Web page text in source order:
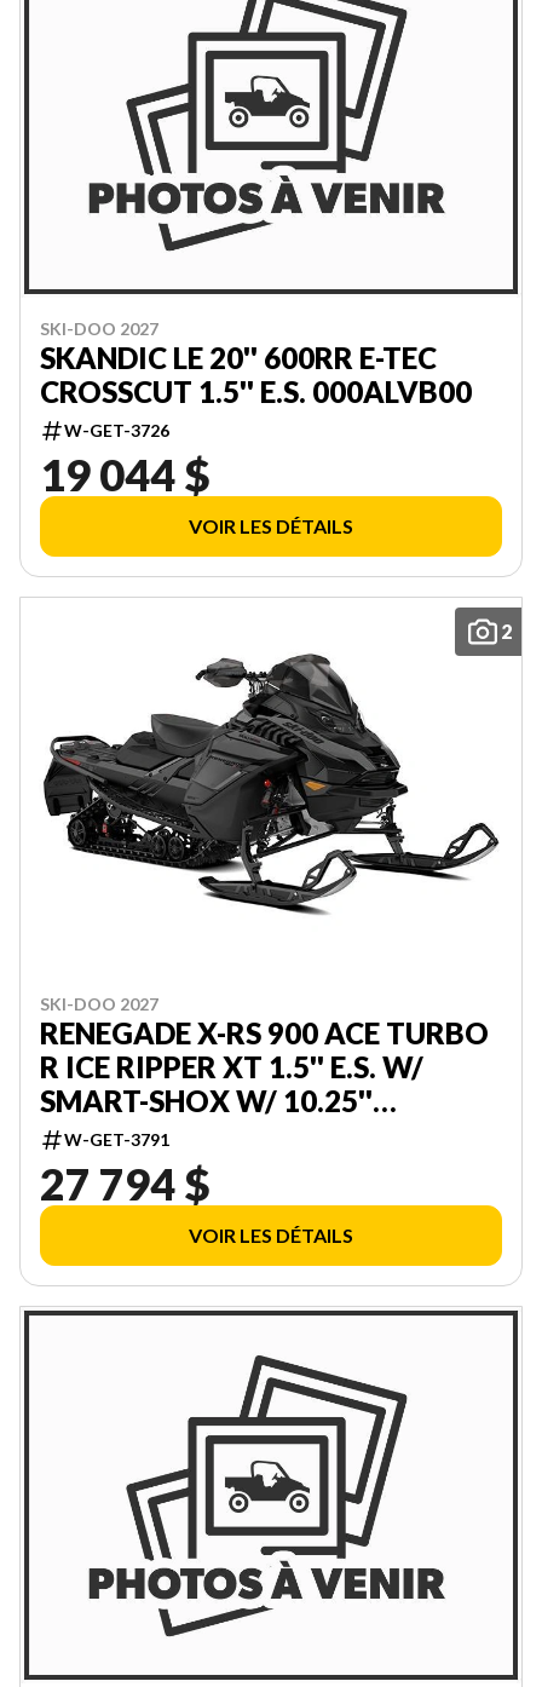
SKI-DOO 2027
SKANDIC LE 20'' 600RR E-TEC
CROSSCUT 1.5'' E.S. 000ALVB00
W-GET-3726
19 044 $
VOIR LES DÉTAILS
2
SKI-DOO 2027
RENEGADE X-RS 900 ACE TURBO
R ICE RIPPER XT 1.5'' E.S. W/
SMART-SHOX W/ 10.25''
TOUCHSCREEN 000DAVK00
W-GET-3791
27 794 $
VOIR LES DÉTAILS